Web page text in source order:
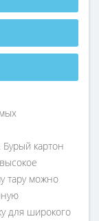
картон
тару можно
для широкого